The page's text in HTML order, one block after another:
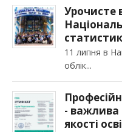
Урочисте
11 липня в
облік
- важлива
якості